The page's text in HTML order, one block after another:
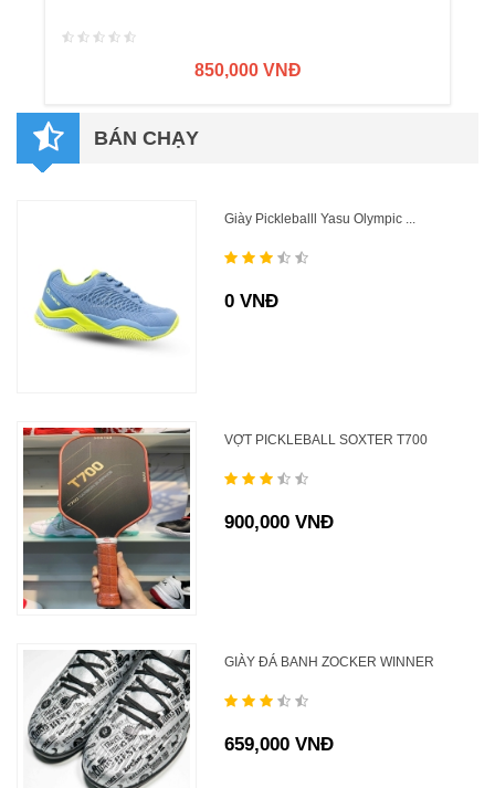
850,000 VNĐ
BÁN CHẠY
Giày Pickleballl Yasu Olympic ...
0 VNĐ
VỢT PICKLEBALL SOXTER T700
900,000 VNĐ
GIÀY ĐÁ BANH ZOCKER WINNER
659,000 VNĐ